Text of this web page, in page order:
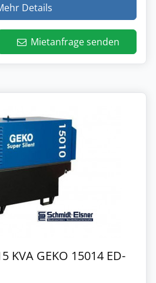
Details
Mietanfrage senden
KVA GEKO 15014 ED-